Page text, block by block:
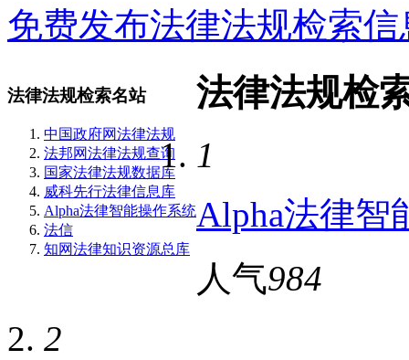
免费发布法律法规检索信
法律法规检索名站
中国政府网法律法规
法邦网法律法规查询
国家法律法规数据库
威科先行法律信息库
Alpha法律智能操作系统
法信
知网法律知识资源总库
法律法规检
1
Alpha法律智
人气984
2